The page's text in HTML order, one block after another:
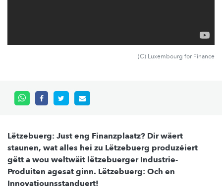
(C) Luxembourg for Finance
Lëtzebuerg: Just eng Finanzplaatz? Dir wäert
staunen, wat alles hei zu Lëtzebuerg produzéiert
gëtt a wou weltwäit lëtzebuerger Industrie-
Produiten agesat ginn. Lëtzebuerg: Och en
Innovatiounsstanduert!